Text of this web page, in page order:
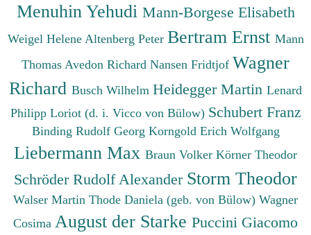
Menuhin Yehudi Mann-Borgese Elisabeth
Weigel Helene Altenberg Peter Bertram Ernst Mann
Thomas Avedon Richard Nansen Fridtjof Wagner
Richard Busch Wilhelm Heidegger Martin Lenard
Philipp Loriot (d. i. Vicco von Bülow) Schubert Franz
Binding Rudolf Georg Korngold Erich Wolfgang
Liebermann Max Braun Volker Körner Theodor
Schröder Rudolf Alexander Storm Theodor
Walser Martin Thode Daniela (geb. von Bülow) Wagner
Cosima August der Starke Puccini Giacomo